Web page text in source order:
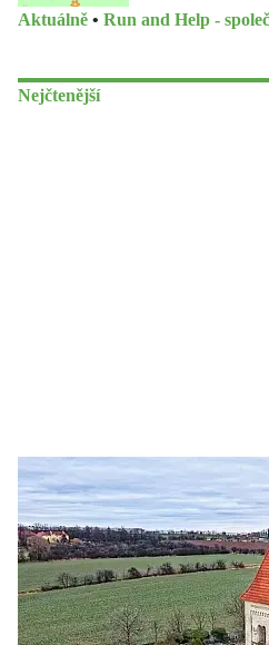
Aktuálně • Run and Help -
Nejčtenější
Zastanem se
Politika • Volební seriál #02:
městě
Jakými nástroji navrhujete